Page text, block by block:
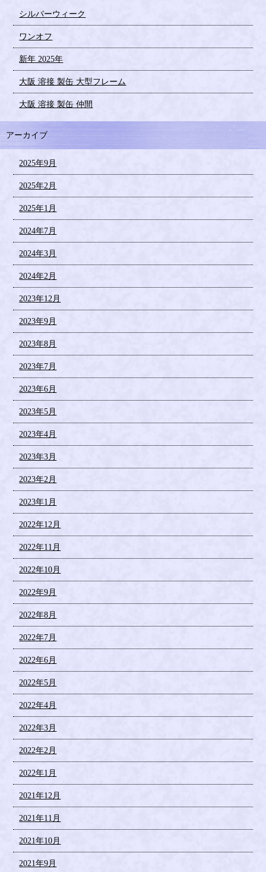
シルバーウィーク
ワンオフ
新年 2025年
大阪 溶接 製缶 大型フレーム
大阪 溶接 製缶 仲間
アーカイブ
2025年9月
2025年2月
2025年1月
2024年7月
2024年3月
2024年2月
2023年12月
2023年9月
2023年8月
2023年7月
2023年6月
2023年5月
2023年4月
2023年3月
2023年2月
2023年1月
2022年12月
2022年11月
2022年10月
2022年9月
2022年8月
2022年7月
2022年6月
2022年5月
2022年4月
2022年3月
2022年2月
2022年1月
2021年12月
2021年11月
2021年10月
2021年9月